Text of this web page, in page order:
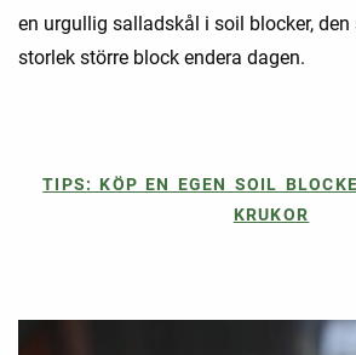
en urgullig salladskål i soil blocker,
storlek större block endera dagen.
TIPS: KÖP EN EGEN SOIL
KRUKOR